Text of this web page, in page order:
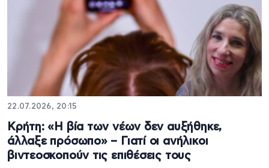
22.07.2026, 20:15
Κρήτη: «Η βία των νέων δεν αυξήθηκε,
άλλαξε πρόσωπο» – Γιατί οι ανήλικοι
βιντεοσκοπούν τις επιθέσεις τους